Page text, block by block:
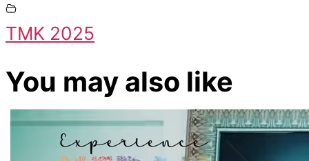
TMK 2025
You may also like